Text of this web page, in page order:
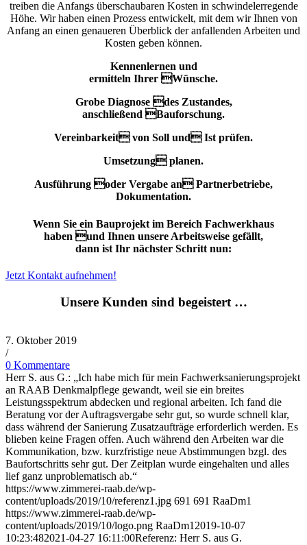
treiben die Anfangs überschaubaren Kosten in schwindelerregende
Höhe. Wir haben einen Prozess entwickelt, mit dem wir Ihnen von
Anfang an einen genaueren Überblick der anfallenden Arbeiten und
Kosten geben können.
Kennenlernen und
ermitteln Ihrer Wünsche.
Grobe Diagnose des Zustandes,
anschließend Bauforschung.
Vereinbarkeit von Soll und Ist prüfen.
Umsetzung planen.
Ausführung oder Vergabe an Partnerbetriebe,
Dokumentation.
Wenn Sie ein Bauprojekt im Bereich Fachwerkhaus
haben und Ihnen unsere Arbeitsweise gefällt,
dann ist Ihr nächster Schritt nun:
Jetzt Kontakt aufnehmen!
Unsere Kunden sind begeistert …
7. Oktober 2019
/
0 Kommentare
Herr S. aus G.: „Ich habe mich für mein Fachwerksanierungsprojekt
an RAAB Denkmalpflege gewandt, weil sie ein breites
Leistungsspektrum abdecken und regional arbeiten. Ich fand die
Beratung vor der Auftragsvergabe sehr gut, so wurde schnell klar,
dass während der Sanierung Zusatzaufträge erforderlich werden. Es
blieben keine Fragen offen. Auch während den Arbeiten war die
Kommunikation, bzw. kurzfristige neue Abstimmungen bzgl. des
Baufortschritts sehr gut. Der Zeitplan wurde eingehalten und alles
lief ganz unproblematisch ab.“
https://www.zimmerei-raab.de/wp-
content/uploads/2019/10/referenz1.jpg 691 691 RaaDm1
https://www.zimmerei-raab.de/wp-
content/uploads/2019/10/logo.png RaaDm1 2019-10-07
10:23:482021-04-27 16:11:00Referenz: Herr S. aus G.